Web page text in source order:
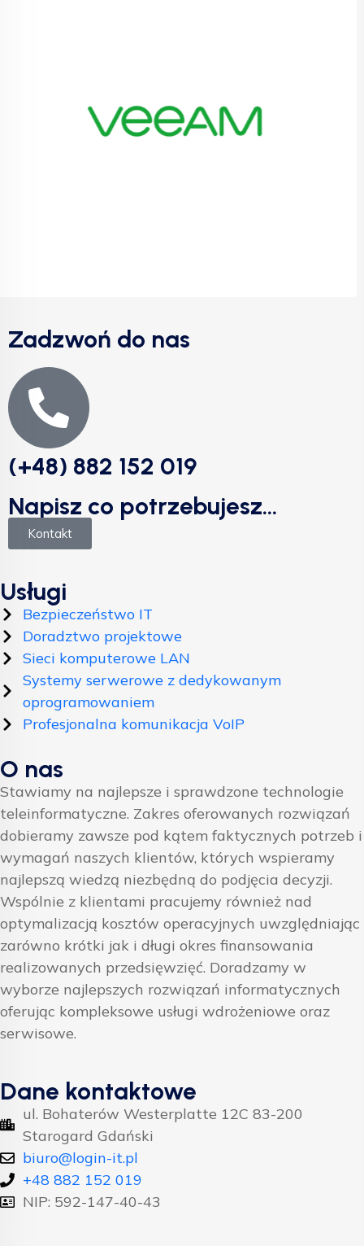
Zadzwoń do nas
(+48) 882 152 019
Napisz co potrzebujesz...
Kontakt
Usługi
Bezpieczeństwo IT
Doradztwo projektowe
Sieci komputerowe LAN
Systemy serwerowe z dedykowanym
oprogramowaniem
Profesjonalna komunikacja VoIP
O nas
Stawiamy na najlepsze i sprawdzone technologie
teleinformatyczne. Zakres oferowanych rozwiązań
dobieramy zawsze pod kątem faktycznych potrzeb i
wymagań naszych klientów, których wspieramy
najlepszą wiedzą niezbędną do podjęcia decyzji.
Wspólnie z klientami pracujemy również nad
optymalizacją kosztów operacyjnych uwzględniając
zarówno krótki jak i długi okres finansowania
realizowanych przedsięwzięć. Doradzamy w
wyborze najlepszych rozwiązań informatycznych
oferując kompleksowe usługi wdrożeniowe oraz
serwisowe.
Dane kontaktowe
ul. Bohaterów Westerplatte 12C 83-200
Starogard Gdański
biuro@login-it.pl
+48 882 152 019
NIP: 592-147-40-43